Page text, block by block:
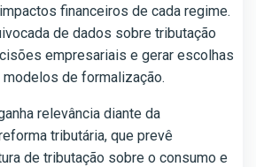
financeiros de cada regime.
de dados sobre tributação
empresariais e gerar escolhas
de formalização.
relevância diante da
tributária, que prevê
de tributação sobre o consumo e